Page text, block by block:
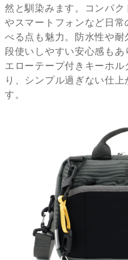
然と馴染みます。コンパ
やスマートフォンなど日
べる点も魅力。防水性や
段使いしやすい安心感も
エローテープ付きキーホ
り、シンプル過ぎない仕
す。